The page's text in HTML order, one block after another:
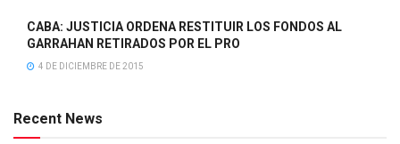
CABA: JUSTICIA ORDENA RESTITUIR LOS FONDOS AL
GARRAHAN RETIRADOS POR EL PRO
4 DE DICIEMBRE DE 2015
Recent News